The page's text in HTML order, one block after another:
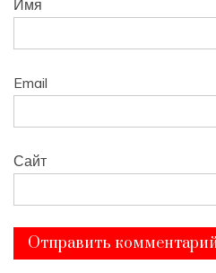
Имя
Email
Сайт